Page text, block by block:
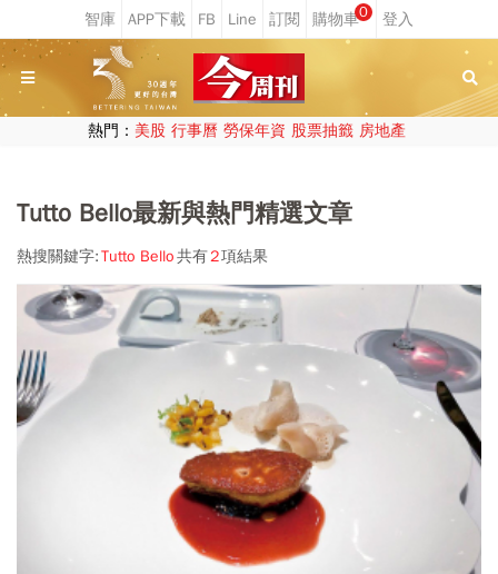
0
熱門： 美股 行事曆 勞保年資 股票抽籤 房地產
Tutto Bello最新與熱門精選文章
熱搜關鍵字:Tutto Bello共有2項結果